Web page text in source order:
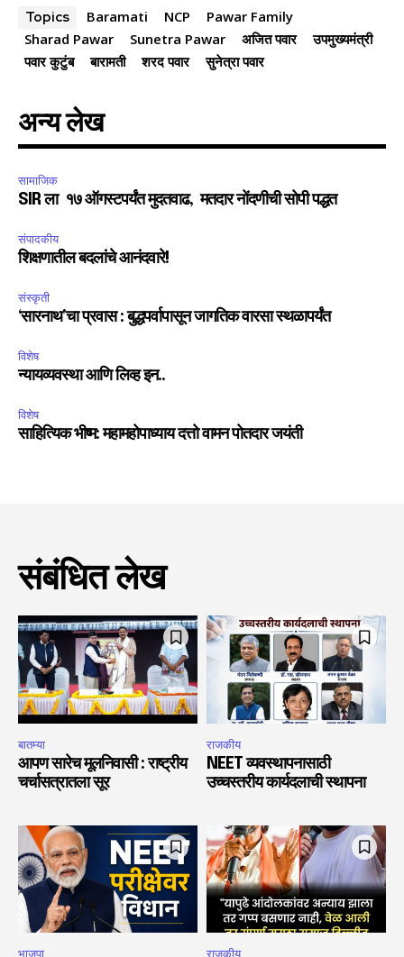
Topics Baramati NCP
Pawar Family
Sharad Pawar
Sunetra Pawar अजित पवार
उपमुख्यमंत्री
पवार कुटुंब
बारामती शरद पवार सुनेत्रा पवार
अन्य लेख
सामाजिक
SIR ला १७ ऑगस्टपर्यंत मुदतवाढ, मतदार नोंदणीची सोपी पद्धत
संपादकीय
शिक्षणातील बदलांचे आनंदवारे!
संस्कृती
‘सारनाथ’चा प्रवास : बुद्धपर्वापासून जागतिक वारसा स्थळापर्यंत
विशेष
न्यायव्यवस्था आणि लिव्ह इन..
विशेष
साहित्यिक भीष्म: महामहोपाध्याय दत्तो वामन पोतदार जयंती
संबंधित लेख
बातम्या
आपण सारेच मूलनिवासी : राष्ट्रीय
चर्चासत्रातला सूर
राजकीय
NEET व्यवस्थापनासाठी
उच्चस्तरीय कार्यदलाची स्थापना